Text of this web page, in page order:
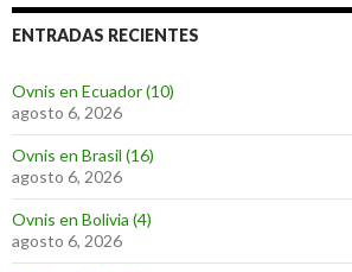
ENTRADAS RECIENTES
Ovnis en Ecuador (10)
agosto 6, 2026
Ovnis en Brasil (16)
agosto 6, 2026
Ovnis en Bolivia (4)
agosto 6, 2026